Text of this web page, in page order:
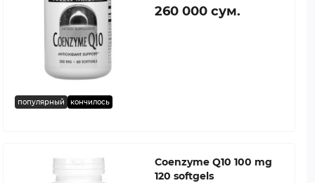
популярный кончилось
260 000 сум.
Coenzyme Q10 100 mg
120 softgels